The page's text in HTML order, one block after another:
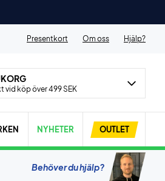
Presentkort Om oss Hjälp?
vid köp över 499 SEK
NYHETER OUTLET
Behöver du hjälp?